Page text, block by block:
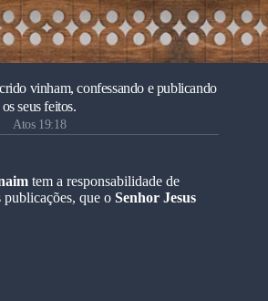
vinham, confessando e publicando
os seus feitos.
Atos 19:18
tem a responsabilidade de
publicações, que o Senhor Jesus